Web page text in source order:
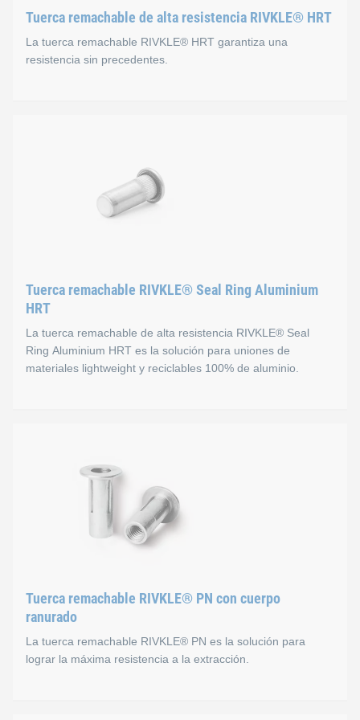
Estanqueidad conforme a la norma ISO 20653,
Resistencia a UV y a temperaturas de hasta 220 °C
Resistencia a todo tipo de fluidos (aceites,
Tuerca remachable de alta resistencia RIVKLE® HRT
La tuerca remachable RIVKLE® HRT garantiza una
resistencia sin precedentes.
Nuestras tuercas remachables de alta resistencia
Materiales
Ventajas frente a la tuerca
Aumento del par de apriete para mayor precarga en la
Permite utilizar dimensiones más pequeñas
Tuerca remachable RIVKLE® Seal Ring Aluminium
HRT
La tuerca remachable de alta resistencia RIVKLE® Seal
Ring Aluminium HRT es la solución para uniones de
materiales lightweight y reciclables 100% de aluminio.
La tecnología RIVKLE® Seal Ring Aluminium HRT es una
Importante ahorro de peso gracias a su diseño en
Ideal para entornos eléctricos, ya que no existe
Las uniones aluminio/aluminio pueden reciclarse
Tuerca remachable RIVKLE® PN con cuerpo
ranurado
La tuerca remachable RIVKLE® PN es la solución para
lograr la máxima resistencia a la extracción.